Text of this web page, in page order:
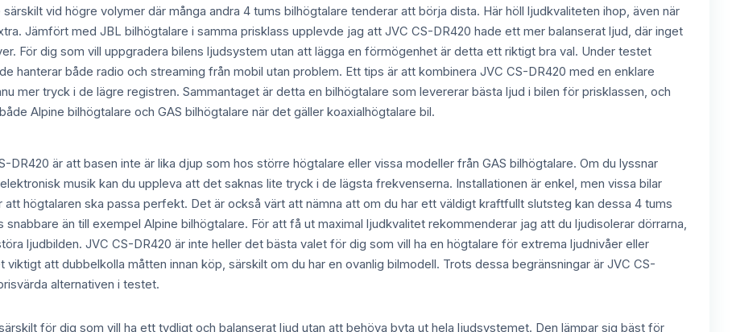
vid högre volymer där många andra 4 tums bilhögtalare tenderar att börja dista. Här höll ljudkvaliteten ihop, även när
Jämfört med JBL bilhögtalare i samma prisklass upplevde jag att JVC CS-DR420 hade ett mer balanserat ljud, där inget
För dig som vill uppgradera bilens ljudsystem utan att lägga en förmögenhet är detta ett riktigt bra val. Under testet
hanterar både radio och streaming från mobil utan problem. Ett tips är att kombinera JVC CS-DR420 med en enklare
mer tryck i de lägre registren. Sammantaget är detta en bilhögtalare som levererar bästa ljud i bilen för prisklassen, och
Alpine bilhögtalare och GAS bilhögtalare när det gäller koaxialhögtalare bil.
DR420 är att basen inte är lika djup som hos större högtalare eller vissa modeller från GAS bilhögtalare. Om du lyssnar
musik kan du uppleva att det saknas lite tryck i de lägsta frekvenserna. Installationen är enkel, men vissa bilar
att högtalaren ska passa perfekt. Det är också värt att nämna att om du har ett väldigt kraftfullt slutsteg kan dessa 4 tums
snabbare än till exempel Alpine bilhögtalare. För att få ut maximal ljudkvalitet rekommenderar jag att du ljudisolerar dörrarna,
ljudbilden. JVC CS-DR420 är inte heller det bästa valet för dig som vill ha en högtalare för extrema ljudnivåer eller
viktigt att dubbelkolla måtten innan köp, särskilt om du har en ovanlig bilmodell. Trots dessa begränsningar är JVC CS-
alternativen i testet.
för dig som vill ha ett tydligt och balanserat ljud utan att behöva byta ut hela ljudsystemet. Den lämpar sig bäst för